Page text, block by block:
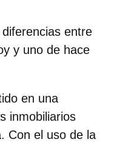
entre
y uno de hace
en una
inmobiliarios
Con el uso de la